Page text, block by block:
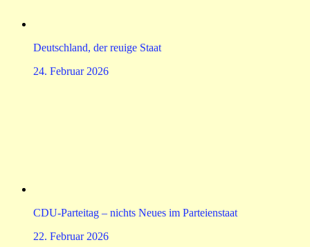
Deutschland, der reuige Staat
24. Februar 2026
CDU-Parteitag – nichts Neues im Parteienstaat
22. Februar 2026